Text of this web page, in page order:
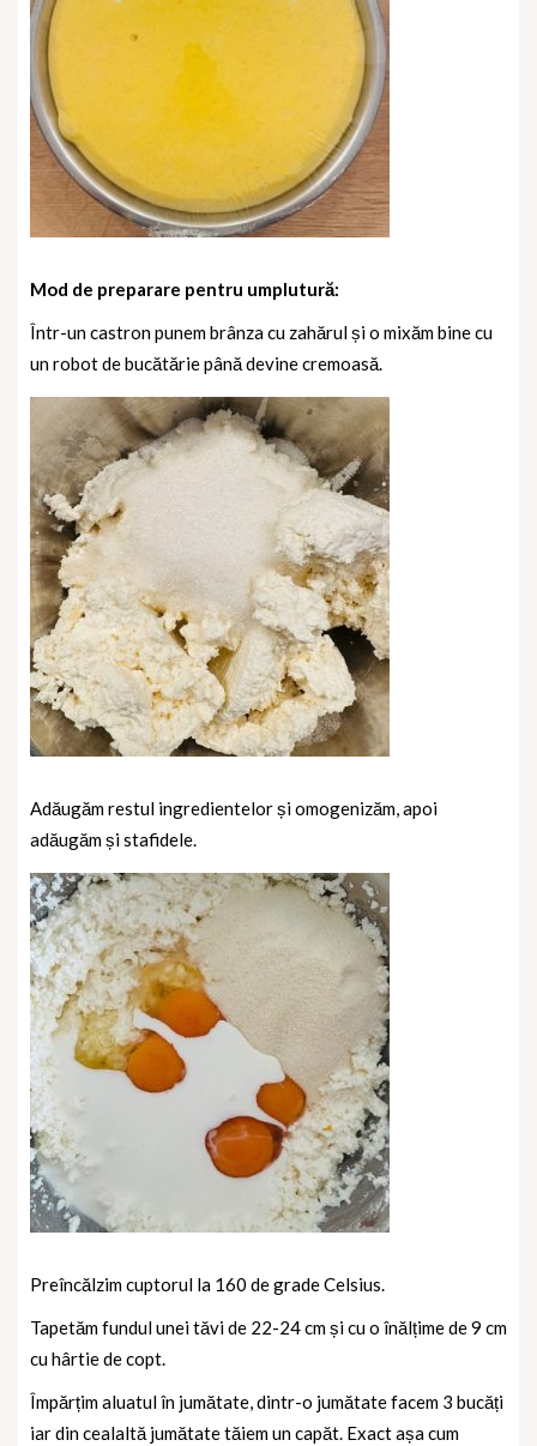
Mod de preparare pentru umplutură:
Într-un castron punem brânza cu zahărul și o mixăm bine cu
un robot de bucătărie până devine cremoasă.
Adăugăm restul ingredientelor și omogenizăm, apoi
adăugăm și stafidele.
Preîncălzim cuptorul la 160 de grade Celsius.
Tapetăm fundul unei tăvi de 22-24 cm și cu o înălțime de 9 cm
cu hârtie de copt.
Împărțim aluatul în jumătate, dintr-o jumătate facem 3 bucăți
iar din cealaltă jumătate tăiem un capăt. Exact așa cum